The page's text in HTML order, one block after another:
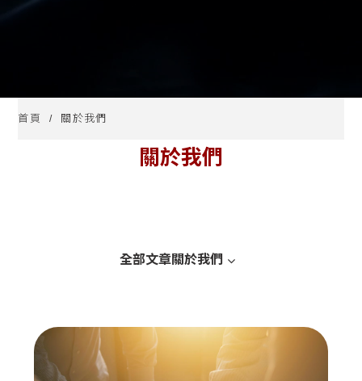
首頁 關於我們
關於我們
全部文章關於我們
隱私政策